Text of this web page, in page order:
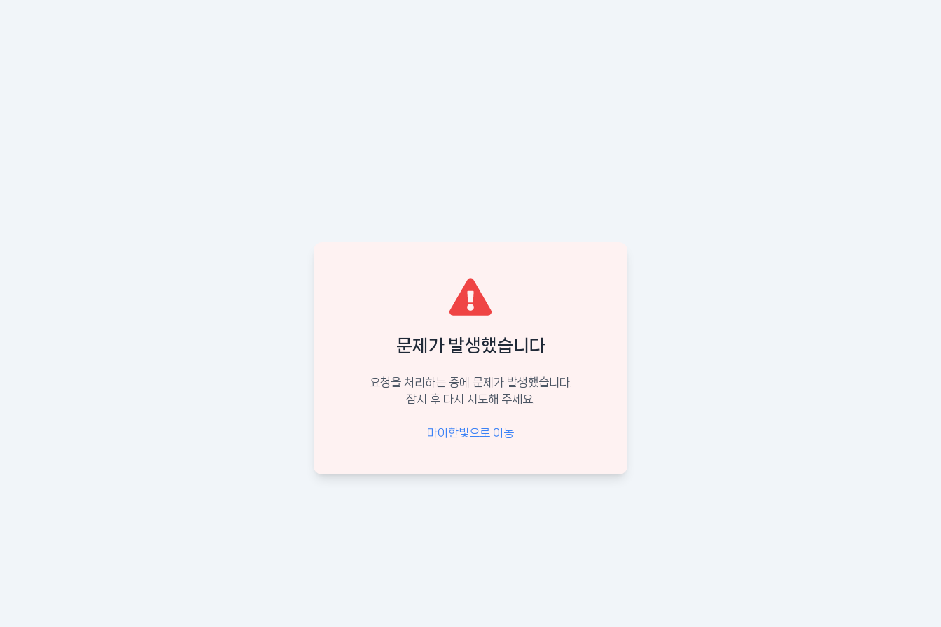
문제가 발생했습니다
요청을 처리하는 중에 문제가 발생했습니다.
잠시 후 다시 시도해 주세요.
마이한빛으로 이동